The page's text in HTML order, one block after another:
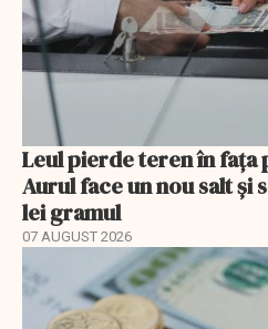
Leul pierde teren în
Aurul face un nou salt și
lei gramul
07 AUGUST 2026